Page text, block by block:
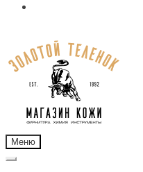
навигации
содержимому
Меню